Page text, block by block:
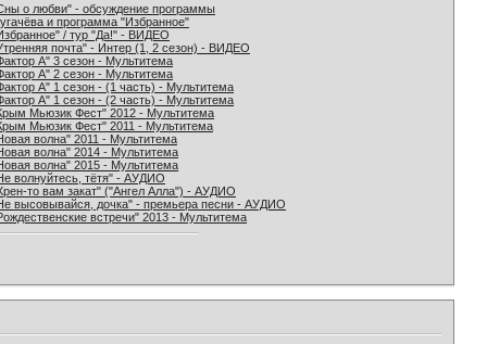
о любви" - обсуждение программы
и программа "Избранное"
/ тур "Да!" - ВИДЕО
почта" - Интер (1, 2 сезон) - ВИДЕО
А" 3 сезон - Мультитема
А" 2 сезон - Мультитема
А" 1 сезон - (1 часть) - Мультитема
А" 1 сезон - (2 часть) - Мультитема
Мьюзик Фест" 2012 - Мультитема
Мьюзик Фест" 2011 - Мультитема
волна" 2011 - Мультитема
волна" 2014 - Мультитема
волна" 2015 - Мультитема
волнуйтесь, тётя" - АУДИО
то вам закат" ("Ангел Алла") - АУДИО
высовывайся, дочка" - премьера песни - АУДИО
встречи" 2013 - Мультитема